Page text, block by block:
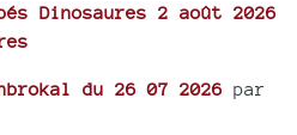
Dinosaures 2 août 2026
du 26 07 2026 par